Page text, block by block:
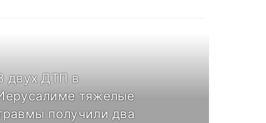
двух ДТП в
тяжелые
получили два